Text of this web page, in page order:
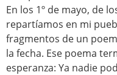
En los 1º de mayo, de
repartíamos en mi
fragmentos de un
la fecha. Ese poema
esperanza: Ya nadie